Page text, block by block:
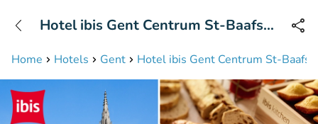
Bereikbaar tot 23:00 uur
Home Hotels Gent Hotel ibis Gent Centrum St-Baafs
Hotel ibis Gent Centrum St-Baafs